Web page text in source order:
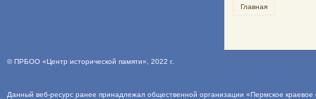
Главная
©ПРБОО «Центр исторической памяти» , 2022 г.
Данный веб-ресурс ранее принадлежал общественной организации «Пермское